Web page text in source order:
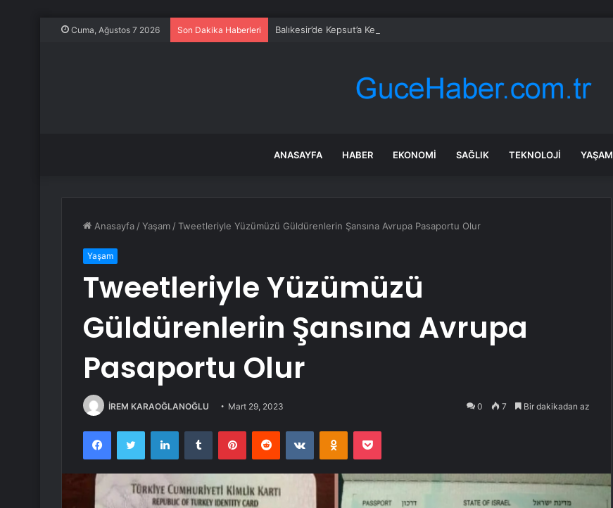
Cuma, Ağustos 7 2026 Son Dakika Haberleri Balıkesir’de Kepsut’a Kent Lokantası ve altyapı desteği
ANASAYFA HABER EKONOMI SAĞLIK TEKNOLOJI YAŞAM
Anasayfa /Yaşam /Tweetleriyle Yüzümüzü Güldürenlerin Şansına Avrupa Pasaportu Olur
Yaşam
Tweetleriyle Yüzümüzü
Güldürenlerin Şansına Avrupa
Pasaportu Olur
İREM KARAOĞLANOĞLU Mart 29, 2023 0 7 Bir dakikadan az
FacebookTwitter LinkedInTumblr PinterestReddit VKontakteOdnoklassniki
Pocket